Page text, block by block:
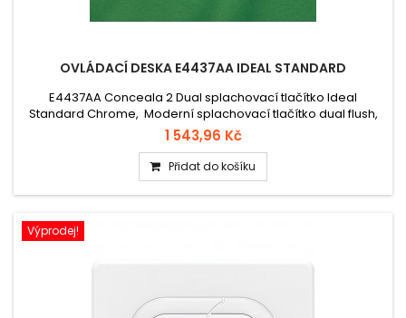
OVLÁDACÍ DESKA E4437AA IDEAL STANDARD
E4437AA Conceala 2 Dual splachovací tlačítko Ideal
Standard Chrome, Moderní splachovací tlačítko dual flush,
logo Ideal Standard pro splachovací nádržky Conceala 2.
Kompatibilní s potrubním pneumatickým ventilem Conceala
2
1 543,96 Kč
Přidat do košíku
Výprodej!